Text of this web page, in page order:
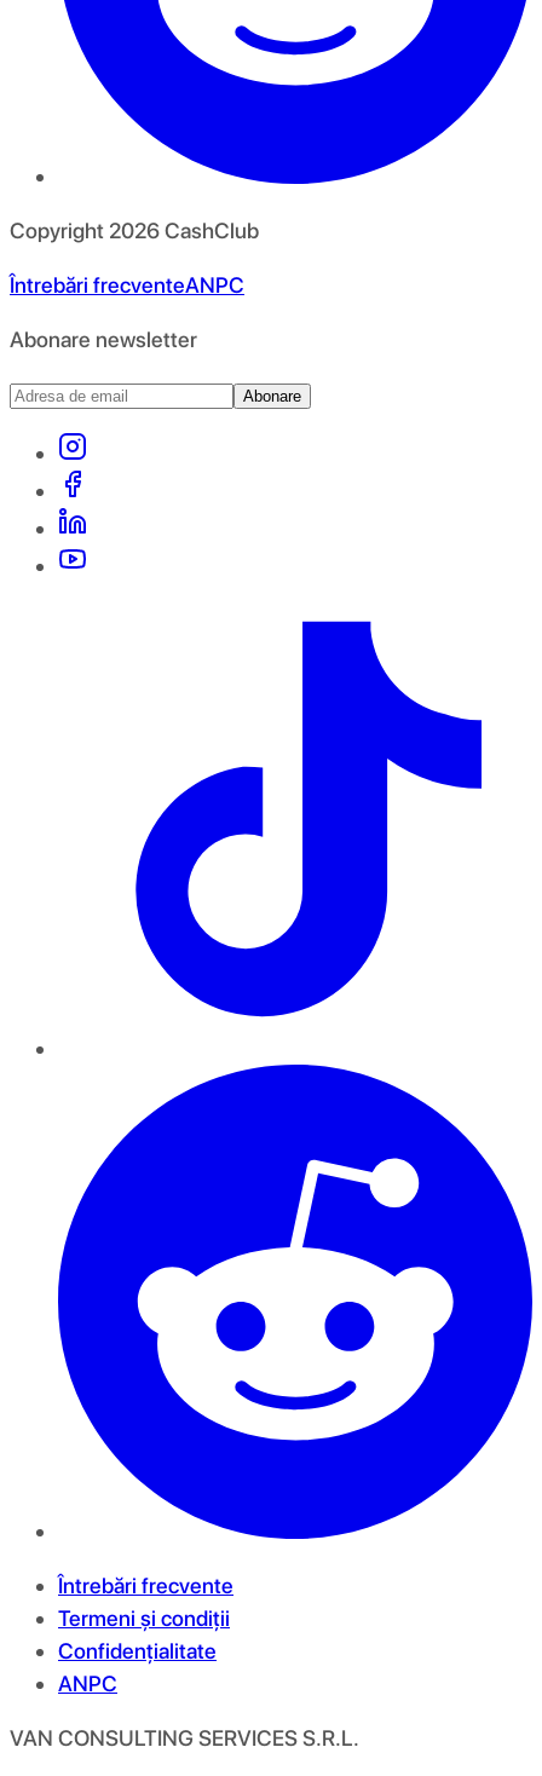
Copyright 2026CashClub
Întrebări frecventeANPC
Abonare newsletter
Abonare
Întrebări frecvente
Termeni și condiții
Confidențialitate
ANPC
VAN CONSULTING SERVICES S.R.L.